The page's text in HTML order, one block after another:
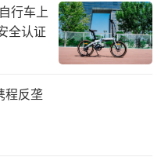
签署投资协议暨设
，公告显示，公司目
签署投资协议书暨设
意公司拟以自筹或
新设全资子公司实
乳深加工项目”，
行车上
全认证
程反垄